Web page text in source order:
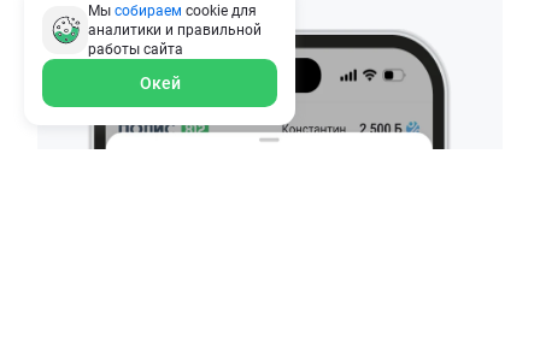
Мы собираем cookie для
аналитики и правильной
работы сайта
Окей